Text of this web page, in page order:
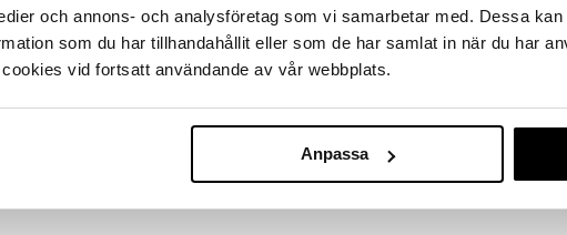
och annons- och analysföretag som vi samarbetar med. Dessa
som du har tillhandahållit eller som de har samlat in när du har
vid fortsatt användande av vår webbplats.
Anpassa
Tea Tree Lavender Mint Curl
Tea Tree Lavender Mint
299